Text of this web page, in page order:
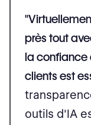
près tout
la confiance
clients est
outils d'IA